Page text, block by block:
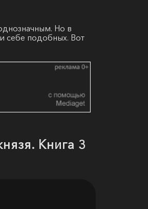
Но в
себе подобных. Вот
Книга 3